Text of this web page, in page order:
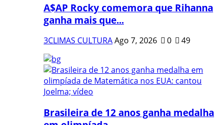
A$AP Rocky comemora que Rihanna
ganha mais que...
3CLIMAS CULTURAAgo 7, 2026 0 49
Brasileira de 12 anos ganha medalha